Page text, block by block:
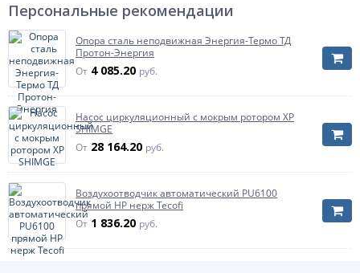
Персональные рекомендации
Опора сталь неподвижная Энергия-Термо ТД
Протон-Энергия
От 4 085.20 руб.
Насос циркуляционный с мокрым ротором XP
SHIMGE
От 28 164.20 руб.
Воздухоотводчик автоматический PU6100
прямой НР нерж Tecofi
От 1 836.20 руб.